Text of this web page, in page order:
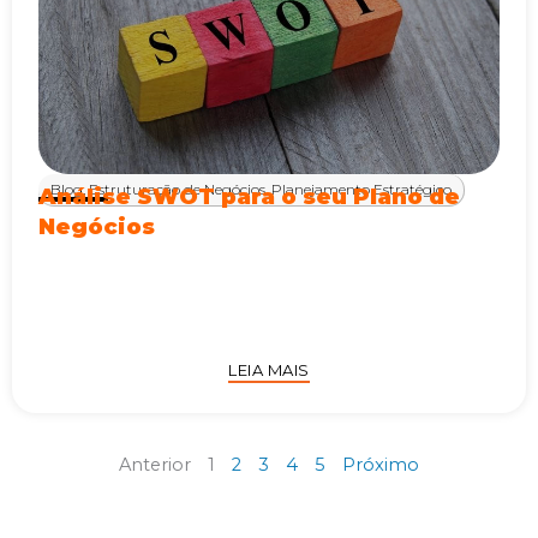
Blog,Estruturação de Negócios,Planejamento Estratégico
Análise SWOT para o seu Plano de
Negócios
LEIA MAIS
Anterior 1 2 3 4 5 Próximo